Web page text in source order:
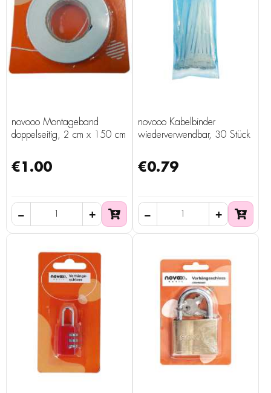
novooo Montageband
doppelseitig, 2 cm x 150 cm
€1.00
novooo Kabelbinder
wiederverwendbar, 30 Stück
€0.79